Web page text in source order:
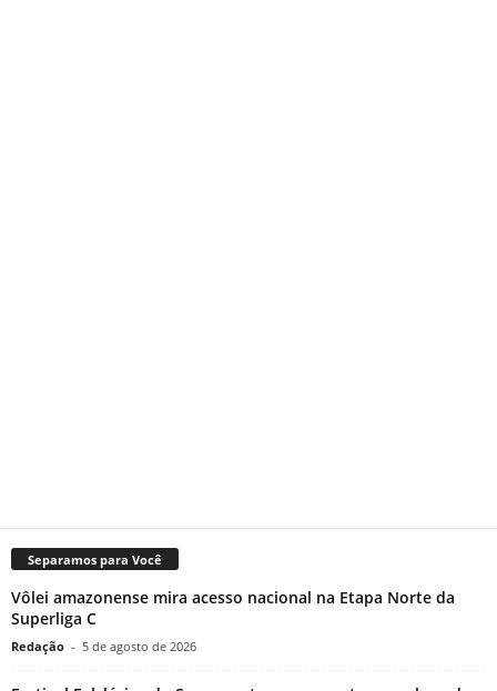
Separamos para Você
Vôlei amazonense mira acesso nacional na Etapa Norte da
Superliga C
Redação - 5 de agosto de 2026